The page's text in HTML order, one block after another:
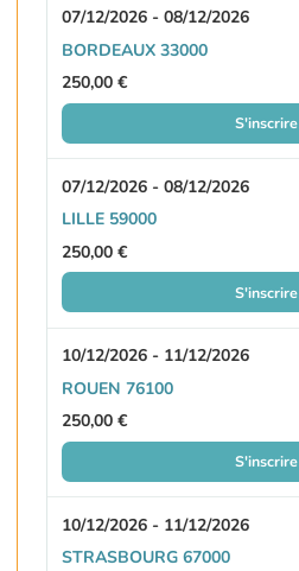
07/12/2026 - 08/12/2026
BORDEAUX 33000
250,00 €
S'inscrire
07/12/2026 - 08/12/2026
LILLE 59000
250,00 €
S'inscrire
10/12/2026 - 11/12/2026
ROUEN 76100
250,00 €
S'inscrire
10/12/2026 - 11/12/2026
STRASBOURG 67000